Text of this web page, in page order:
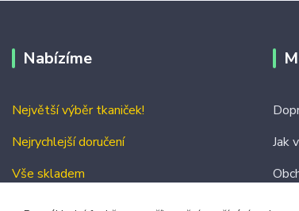
Nabízíme
Největší výběr tkaniček!
Nejrychlejší doručení
Vše skladem
Jak